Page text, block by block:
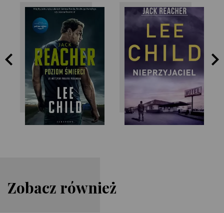
Lee Child Lee Child
Zobacz również